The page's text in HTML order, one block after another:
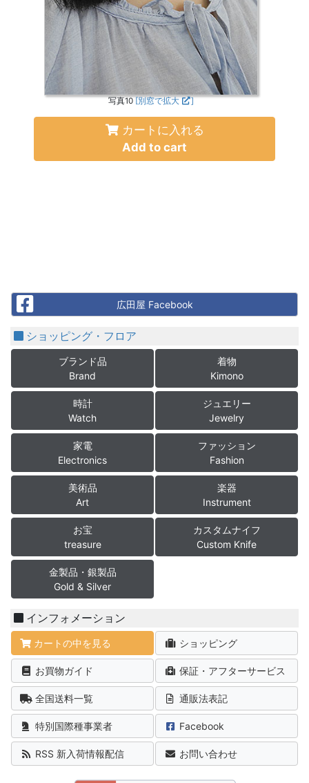
写真10[別窓で拡大 ]
カートに入れる
Add to cart
Facebook 広田屋 Facebook
ショッピング・フロア
ブランド品
Brand
着物
Kimono
時計
Watch
ジュエリー
Jewelry
家電
Electronics
ファッション
Fashion
美術品
Art
楽器
Instrument
お宝
treasure
カスタムナイフ
Custom Knife
金製品・銀製品
Gold & Silver
インフォメーション
カートの中を見る ショッピング
お買物ガイド 保証・アフターサービス
全国送料一覧 通販法表記
特別国際種事業者 Facebook
RSS 新入荷情報配信 お問い合わせ